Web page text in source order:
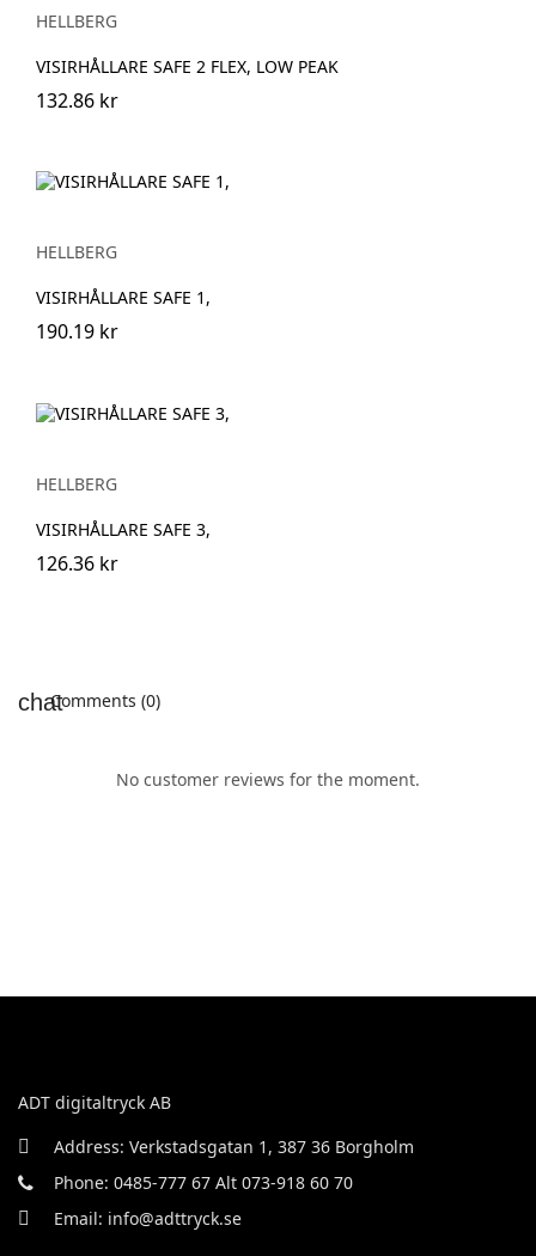
HELLBERG
VISIRHÅLLARE SAFE 2 FLEX, LOW PEAK
132.86 kr
HELLBERG
VISIRHÅLLARE SAFE 1,
190.19 kr
HELLBERG
VISIRHÅLLARE SAFE 3,
126.36 kr
Comments (0)
No customer reviews for the moment.
ADT digitaltryck AB
Address: Verkstadsgatan 1, 387 36 Borgholm
Phone: 0485-777 67 Alt 073-918 60 70
Email: info@adttryck.se